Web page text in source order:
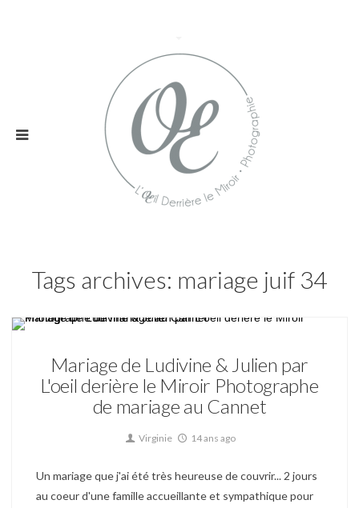
Tags archives: mariage juif 34
Mariage de Ludivine & Julien par
L'oeil derière le Miroir Photographe
de mariage au Cannet
Virginie 14 ans ago
Un mariage que j'ai été très heureuse de couvrir... 2 jours
au coeur d'une famille accueillante et sympathique pour